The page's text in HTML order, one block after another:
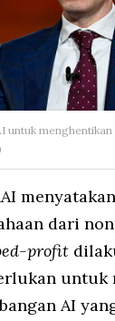
untuk
dari
profit
untuk
AI